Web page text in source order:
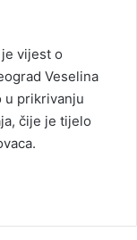
vijest o
Veselina
u prikrivanju
čije je tijelo